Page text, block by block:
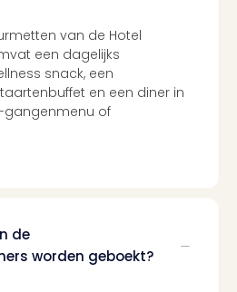
van de Hotel
een dagelijks
snack, een
en een diner in
gangenmenu of
de
worden geboekt?